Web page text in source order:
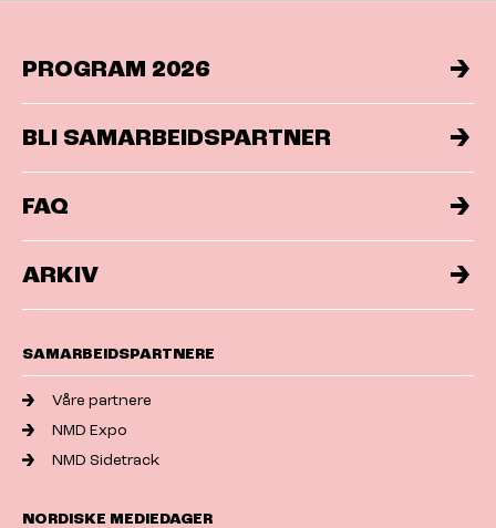
PROGRAM 2026
BLI SAMARBEIDSPARTNER
FAQ
ARKIV
SAMARBEIDSPARTNERE
Våre partnere
NMD Expo
NMD Sidetrack
NORDISKE MEDIEDAGER